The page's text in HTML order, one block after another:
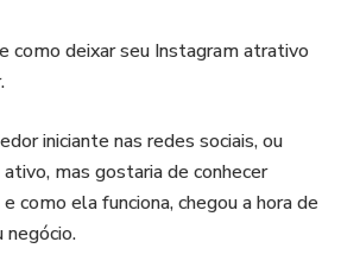
como deixar seu Instagram atrativo
iniciante nas redes sociais, ou
mas gostaria de conhecer
como ela funciona, chegou a hora de
negócio.